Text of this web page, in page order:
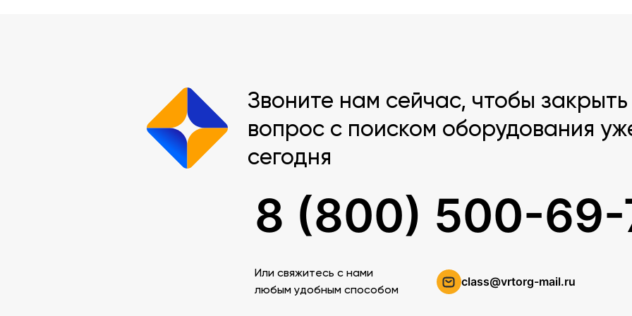
Звоните нам сейчас, чтобы закрыть
вопрос с поиском оборудования
сегодня
8 (800) 500-69-
Или свяжитесь c нами
любым удобным способом
class@vrtorg-mail.ru